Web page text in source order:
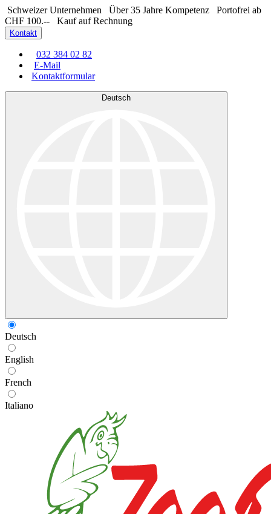
Schweizer Unternehmen Über 35 Jahre Kompetenz
Portofrei ab
CHF 100.--
Kauf auf Rechnung
Kontakt
032 384 02 82
E-Mail
Kontaktformular
Deutsch
Deutsch
English
French
Italiano